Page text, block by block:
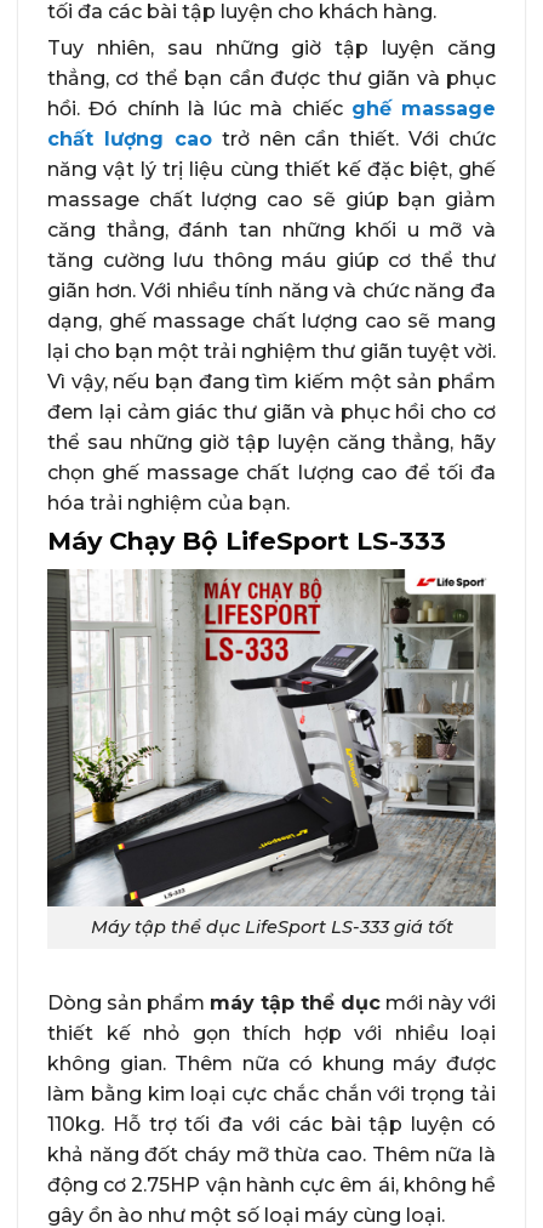
tối đa các bài tập luyện cho khách hàng.
Tuy nhiên, sau những giờ tập luyện căng
thẳng, cơ thể bạn cần được thư giãn và phục
hồi. Đó chính là lúc mà chiếc ghế massage
chất lượng caotrở nên cần thiết. Với chức
năng vật lý trị liệu cùng thiết kế đặc biệt, ghế
massage chất lượng cao sẽ giúp bạn giảm
căng thẳng, đánh tan những khối u mỡ và
tăng cường lưu thông máu giúp cơ thể thư
giãn hơn. Với nhiều tính năng và chức năng đa
dạng, ghế massage chất lượng cao sẽ mang
lại cho bạn một trải nghiệm thư giãn tuyệt vời.
Vì vậy, nếu bạn đang tìm kiếm một sản phẩm
đem lại cảm giác thư giãn và phục hồi cho cơ
thể sau những giờ tập luyện căng thẳng, hãy
chọn ghế massage chất lượng cao để tối đa
hóa trải nghiệm của bạn.
Máy Chạy Bộ LifeSport LS-333
Máy tập thể dục LifeSport LS-333 giá tốt
Dòng sản phẩm máy tập thể dục mới này với
thiết kế nhỏ gọn thích hợp với nhiều loại
không gian. Thêm nữa có khung máy được
làm bằng kim loại cực chắc chắn với trọng tải
110kg. Hỗ trợ tối đa với các bài tập luyện có
khả năng đốt cháy mỡ thừa cao. Thêm nữa là
động cơ 2.75HP vận hành cực êm ái, không hề
gây ồn ào như một số loại máy cùng loại.